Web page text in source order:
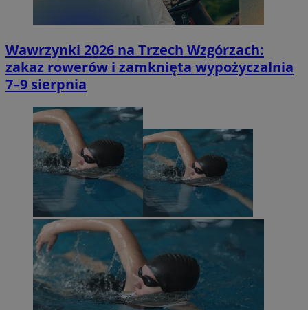
Wawrzynki 2026 na Trzech Wzgórzach:
zakaz rowerów i zamknięta wypożyczalnia
7–9 sierpnia